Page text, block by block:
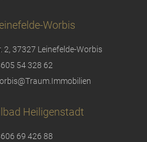
Worbis
2, 37327 Leinefelde-Worbis
54 328 62
Heiligenstadt
69 426 88